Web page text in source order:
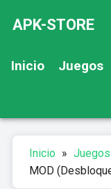
APK-STORE
Inicio Juegos
Inicio » Juegos
MOD